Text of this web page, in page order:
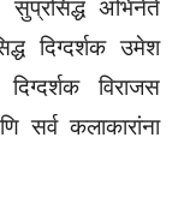
अभिनेते
दिग्दर्शक उमेश
विराजस
सर्व कलाकारांना